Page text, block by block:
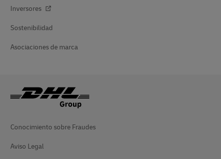
Inversores
Sostenibilidad
Asociaciones de marca
Conocimiento sobre Fraudes
Aviso Legal